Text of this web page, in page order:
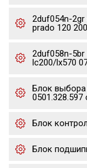
2duf054n-2gr
prado 120
2duf058n-
lc200/lx570
Блок выбора
0501.328.597
Блок
Блок